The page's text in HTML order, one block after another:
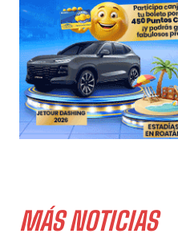
MÁS NOTICIAS